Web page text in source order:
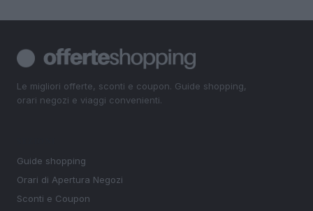
Le migliori offerte, sconti e coupon. Guide shopping,
orari negozi e viaggi convenienti.
Guide shopping
Orari di Apertura Negozi
Sconti e Coupon